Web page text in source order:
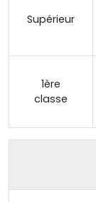
Supérieur
1ère
classe